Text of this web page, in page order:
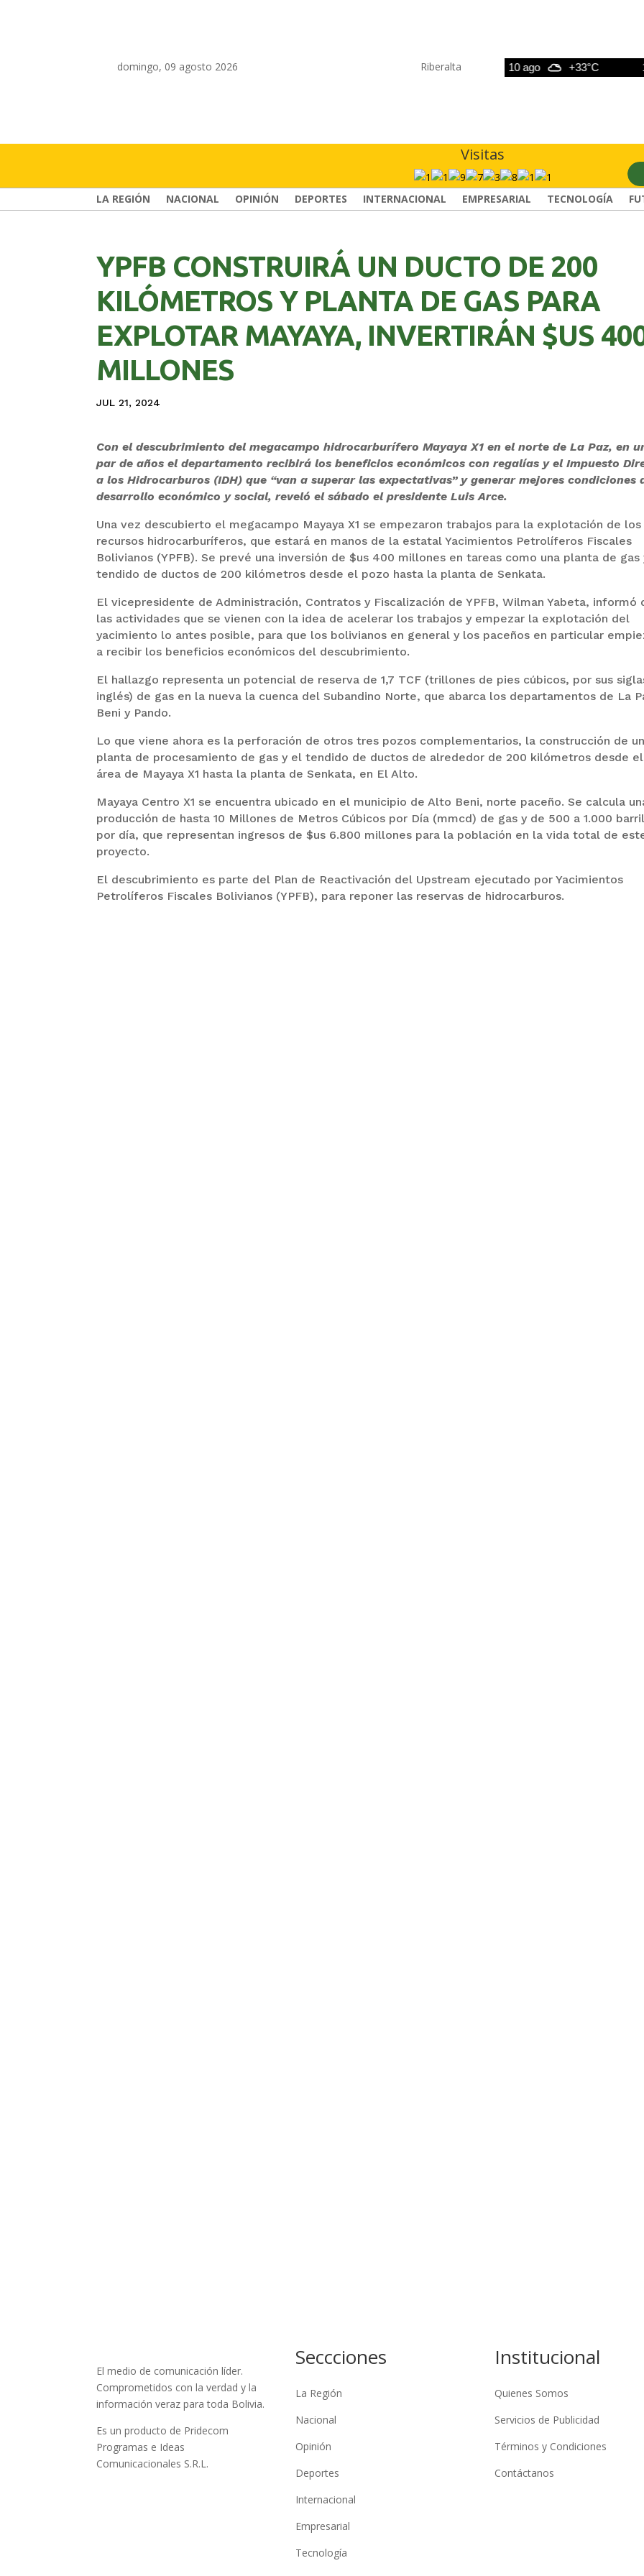
domingo, 09 agosto 2026 Riberalta
+33°C 10 ago +33°C 11
Visitas
LA REGIÓN NACIONAL OPINIÓN DEPORTES INTERNACIONAL EMPRESARIAL TECNOLOGÍA
YPFB CONSTRUIRÁ UN DUCTO DE 200
KILÓMETROS Y PLANTA DE GAS PARA
EXPLOTAR MAYAYA, INVERTIRÁN $US
MILLONES
JUL 21, 2024
Con el descubrimiento del megacampo hidrocarburífero Mayaya X1 en el norte de La Paz, en
par de años el departamento recibirá los beneficios económicos con regalías y el Impuesto
a los Hidrocarburos (IDH) que “van a superar las expectativas” y generar mejores condiciones
desarrollo económico y social, reveló el sábado el presidente Luis Arce.
Una vez descubierto el megacampo Mayaya X1 se empezaron trabajos para la explotación de los
recursos hidrocarburíferos, que estará en manos de la estatal Yacimientos Petrolíferos Fiscales
Bolivianos (YPFB). Se prevé una inversión de $us 400 millones en tareas como una planta de gas
tendido de ductos de 200 kilómetros desde el pozo hasta la planta de Senkata.
El vicepresidente de Administración, Contratos y Fiscalización de YPFB, Wilman Yabeta, informó
las actividades que se vienen con la idea de acelerar los trabajos y empezar la explotación del
yacimiento lo antes posible, para que los bolivianos en general y los paceños en particular
a recibir los beneficios económicos del descubrimiento.
El hallazgo representa un potencial de reserva de 1,7 TCF (trillones de pies cúbicos, por sus
inglés) de gas en la nueva la cuenca del Subandino Norte, que abarca los departamentos de La
Beni y Pando.
Lo que viene ahora es la perforación de otros tres pozos complementarios, la construcción de
planta de procesamiento de gas y el tendido de ductos de alrededor de 200 kilómetros desde el
área de Mayaya X1 hasta la planta de Senkata, en El Alto.
Mayaya Centro X1 se encuentra ubicado en el municipio de Alto Beni, norte paceño. Se calcula
producción de hasta 10 Millones de Metros Cúbicos por Día (mmcd) de gas y de 500 a 1.000
por día, que representan ingresos de $us 6.800 millones para la población en la vida total de
proyecto.
El descubrimiento es parte del Plan de Reactivación del Upstream ejecutado por Yacimientos
Petrolíferos Fiscales Bolivianos (YPFB), para reponer las reservas de hidrocarburos.
El medio de comunicación líder.
Comprometidos con la verdad y la
información veraz para toda Bolivia.
Es un producto de Pridecom
Programas e Ideas
Comunicacionales S.R.L.
Seccciones
La Región
Nacional
Opinión
Deportes
Internacional
Empresarial
Tecnología
Institucional
Quienes Somos
Servicios de Publicidad
Términos y Condiciones
Contáctanos